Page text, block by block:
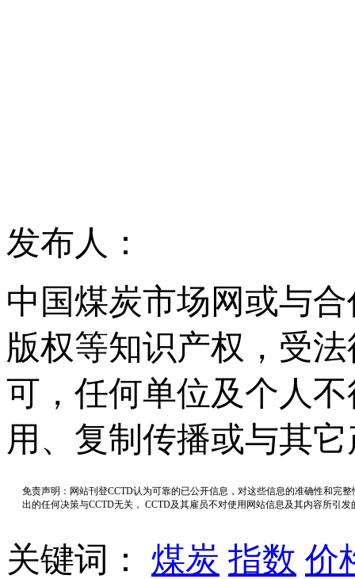
发布人：
中国煤炭市场网或与
版权等知识产权，受
可，任何单位及个人
用、复制传播或与其
免责声明：网站刊登CCTD认为可靠的已公开信息，对这些信息的准确性和完
出的任何决策与CCTD无关， CCTD及其雇员不对使用网站信息及其内容所引
关键词： 煤炭 指数 价